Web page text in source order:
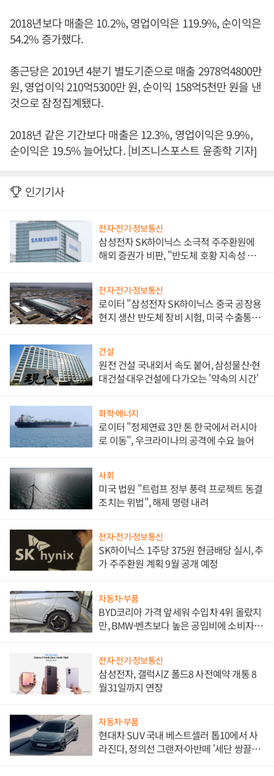
2018년보다 매출은 10.2%, 영업이익은 119.9%, 순이익은
54.2% 증가했다.
종근당은 2019년 4분기 별도기준으로 매출 2978억4800만
원, 영업이익 210억5300만 원, 순이익 158억5천만 원을 낸
것으로 잠정집계됐다.
2018년 같은 기간보다 매출은 12.3%, 영업이익은 9.9%,
순이익은 19.5% 늘어났다. [비즈니스포스트 윤종학 기자]
인기기사
전자·전기·정보통신
삼성전자 SK하이닉스 소극적 주주환원에
해외 증권가 비판, "반도체 호황 지속성 의
전자·전기·정보통신
로이터 "삼성전자 SK하이닉스 중국 공장용
현지 생산 반도체 장비 시험, 미국 수출통제
건설
원전 건설 국내외서 속도 붙어, 삼성물산·현
대건설·대우건설에 다가오는 '약속의 시간'
화학·에너지
로이터 "정제연료 3만 톤 한국에서 러시아
로 이동", 우크라이나의 공격에 수요 늘어
사회
미국 법원 "트럼프 정부 풍력 프로젝트 동결
조치는 위법", 해제 명령 내려
전자·전기·정보통신
SK하이닉스 1주당 375원 현금배당 실시, 추
가 주주환원 계획 9월 공개 예정
자동차·부품
BYD코리아 가격 앞세워 수입차 4위 올랐지
만, BMW·벤츠보다 높은 공임비에 소비자
전자·전기·정보통신
삼성전자, 갤럭시Z 폴드8 사전예약 개통 8
월31일까지 연장
자동차·부품
현대차 SUV 국내 베스트셀러 톱10에서 사
라진다, 정의선 그랜저·아반떼 '세단 쌍끌